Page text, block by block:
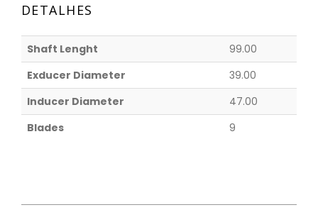
DETALHES
Shaft Lenght
99.00
Exducer Diameter
39.00
Inducer Diameter
47.00
Blades
9